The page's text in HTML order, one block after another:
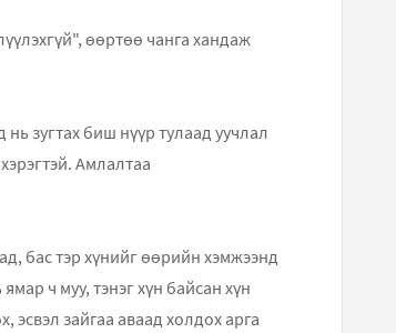
өөртөө чанга хандаж
нь зугтах биш нүүр тулаад уучлал
Амлалтаа
бас тэр хүнийг өөрийн хэмжээнд
ч муу, тэнэг хүн байсан хүн
эсвэл зайгаа аваад холдох арга